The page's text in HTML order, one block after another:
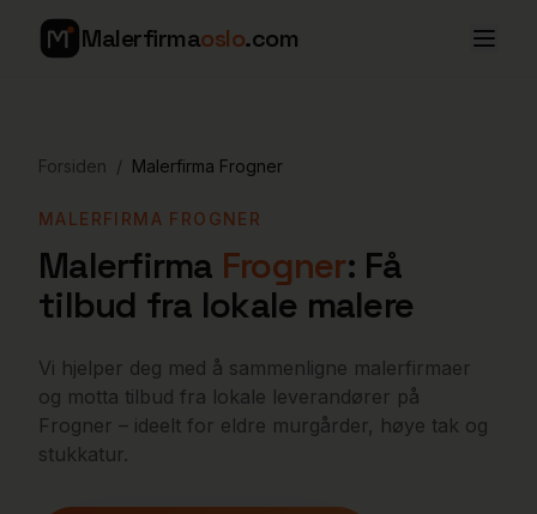
Malerfirmaoslo.com
Forsiden / Malerfirma Frogner
MALERFIRMA FROGNER
Malerfirma Frogner: Få
tilbud fra lokale malere
Vi hjelper deg med å sammenligne malerfirmaer
og motta tilbud fra lokale leverandører på
Frogner – ideelt for eldre murgårder, høye tak og
stukkatur.